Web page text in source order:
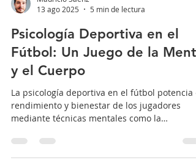
Mauricio Saenz
13 ago 2025
5 min de lectura
Psicología Deportiva en el
Fútbol: Un Juego de la Mente
y el Cuerpo
rendimiento y bienestar de los jugadores